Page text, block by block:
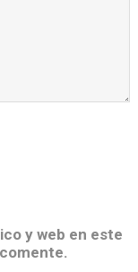
y web en este